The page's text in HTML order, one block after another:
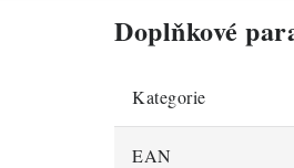
Doplňkové
Kategorie
EAN